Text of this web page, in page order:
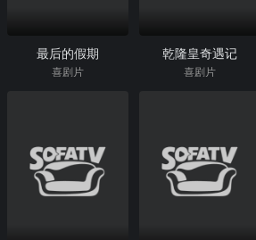
最后的假期
喜剧片
乾隆皇奇遇记
喜剧片